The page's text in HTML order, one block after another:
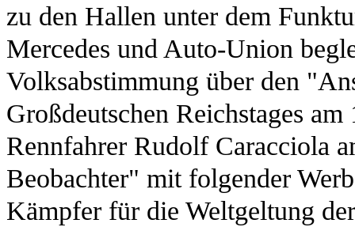
zu den Hallen unter dem
Mercedes und Auto-Union
Volksabstimmung über den
Großdeutschen Reichstages
Rennfahrer Rudolf Caracciola
Beobachter" mit folgender
Kämpfer für die Weltgeltung